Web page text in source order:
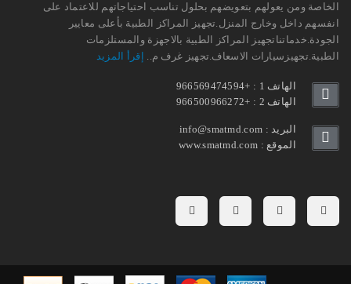
الخاصة ومن يعولهم بتعويضهم بحلول تناسب احتياجاتهم للاعتماد على
انفسهم داخل وخارج المنزل.تجهيز المراكز الطبية بأعلى معايير
الجودة.خدماتناتجهيز المراكز الطبية بالاجهزة والمستلزمات
الطبية.تجهيزسيارات الاسعاف.تجهيز غرف م.. إقرأ المزيد
الهاتف 1 : +966569474594
الهاتف 2 : +966500966272
البريد : info@smatmd.com
الموقع : www.smatmd.com